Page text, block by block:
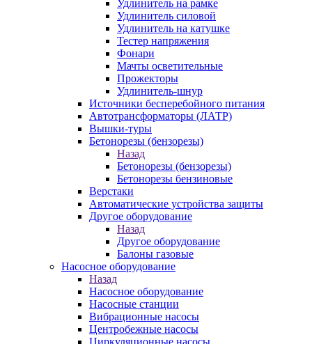
Удлинитель на рамке
Удлинитель силовой
Удлинитель на катушке
Тестер напряжения
Фонари
Мачты осветительные
Прожекторы
Удлинитель-шнур
Источники бесперебойного питания
Автотрансформаторы (ЛАТР)
Вышки-туры
Бетонорезы (бензорезы)
Назад
Бетонорезы (бензорезы)
Бетонорезы бензиновые
Верстаки
Автоматические устройства защиты
Другое оборудование
Назад
Другое оборудование
Балоны газовые
Насосное оборудование
Назад
Насосное оборудование
Насосные станции
Вибрационные насосы
Центробежные насосы
Циркуляционные насосы